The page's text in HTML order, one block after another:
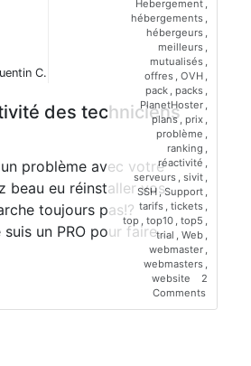
SSH?
How
to?
C.
des techniciens
problème avec votre
beau eu réinstaller vos
toujours pas!?
suis un PRO pour faire…
Hebergement ,
hébergements ,
hébergeurs ,
meilleurs ,
mutualisés ,
offres , OVH ,
pack , packs ,
PlanetHoster ,
plans, prix ,
problème ,
ranking ,
réactivité ,
serveurs , sivit ,
SSH,Support ,
tarifs , tickets ,
top , top10 , top5 ,
trial , Web ,
webmaster ,
webmasters ,
website
2
Commentson
Test